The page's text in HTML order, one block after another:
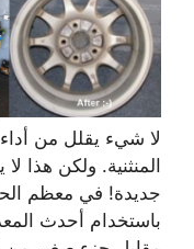
لا شيء يقلل من أداء
المنثنية. ولكن هذا
جديدة! في معظم
باستخدام أحدث